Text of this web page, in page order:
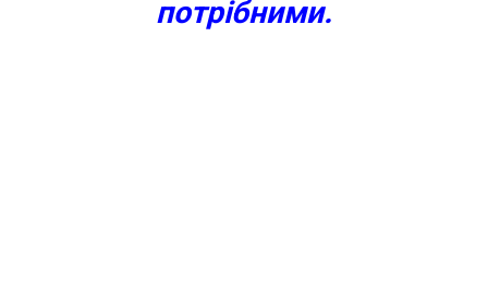
потрібними.